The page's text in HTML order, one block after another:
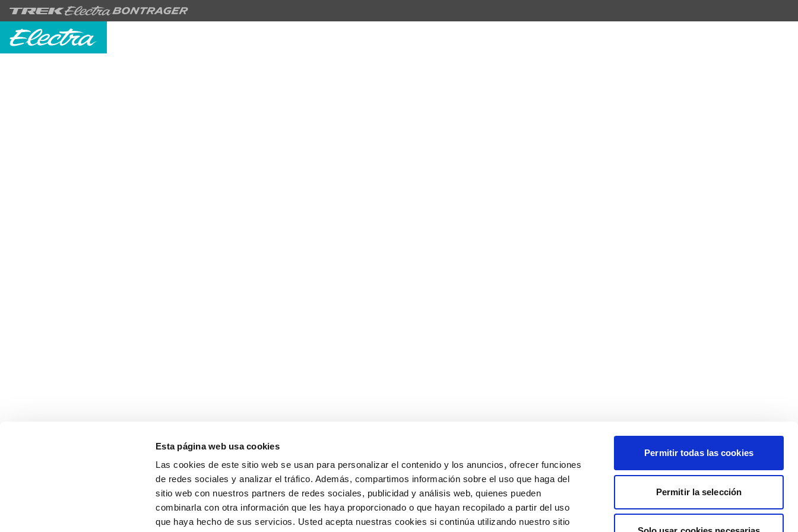
Esta página web usa cookies
Las cookies de este sitio web se usan para personalizar el contenido y los anuncios, ofrecer funciones
de redes sociales y analizar el tráfico. Además, compartimos información sobre el uso que haga del
sitio web con nuestros partners de redes sociales, publicidad y análisis web, quienes pueden
combinarla con otra información que les haya proporcionado o que hayan recopilado a partir del uso
que haya hecho de sus servicios. Usted acepta nuestras cookies si continúa utilizando nuestro sitio
Permitir todas las cookies
Permitir la selección